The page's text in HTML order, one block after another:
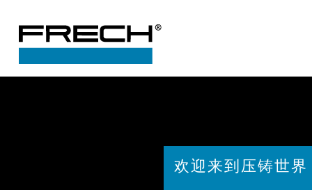
欢迎来到压铸世界